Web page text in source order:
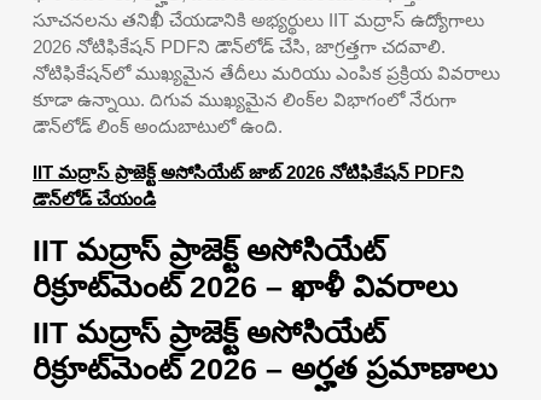
సూచనలను తనిఖీ చేయడానికి అభ్యర్థులు IIT మద్రాస్ ఉద్యోగాలు
2026 నోటిఫికేషన్ PDFని డౌన్‌లోడ్ చేసి, జాగ్రత్తగా చదవాలి.
నోటిఫికేషన్‌లో ముఖ్యమైన తేదీలు మరియు ఎంపిక ప్రక్రియ వివరాలు
కూడా ఉన్నాయి. దిగువ ముఖ్యమైన లింక్‌ల విభాగంలో నేరుగా
డౌన్‌లోడ్ లింక్ అందుబాటులో ఉంది.
IIT మద్రాస్ ప్రాజెక్ట్ అసోసియేట్ జాబ్ 2026 నోటిఫికేషన్ PDFని
డౌన్‌లోడ్ చేయండి
IIT మద్రాస్ ప్రాజెక్ట్ అసోసియేట్
రిక్రూట్‌మెంట్ 2026 – ఖాళీ వివరాలు
IIT మద్రాస్ ప్రాజెక్ట్ అసోసియేట్
రిక్రూట్‌మెంట్ 2026 – అర్హత ప్రమాణాలు